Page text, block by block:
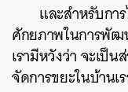
และสำหรับกา
ศักยภาพในการพัฒ
เรามีหวังว่า จะเป็
จัดการขยะในบ้านเ